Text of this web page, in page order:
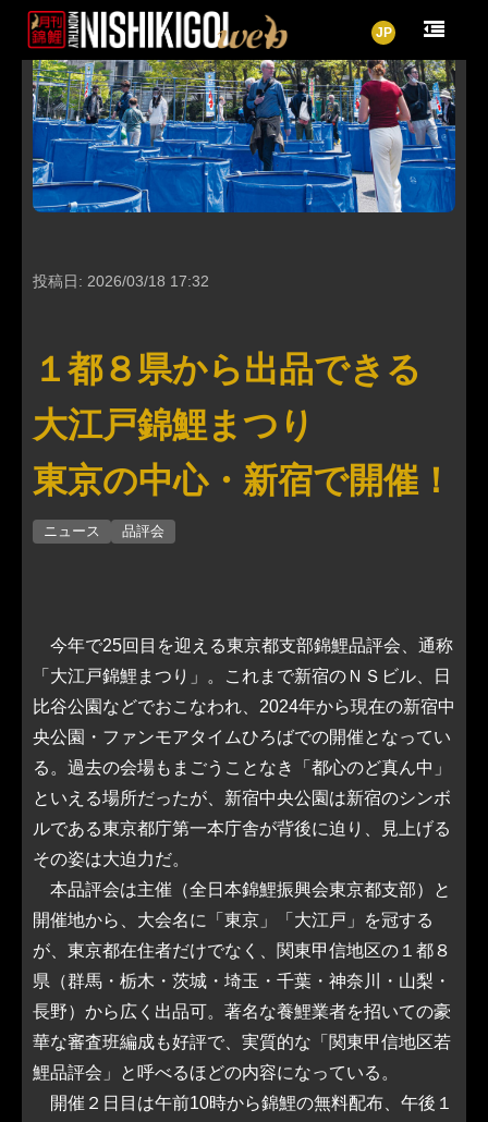
投稿日: 2026/03/18 17:32
１都８県から出品できる
大江戸錦鯉まつり
東京の中心・新宿で開催！
ニュース 品評会
今年で25回目を迎える東京都支部錦鯉品評会、通称
「大江戸錦鯉まつり」。これまで新宿のＮＳビル、日
比谷公園などでおこなわれ、2024年から現在の新宿中
央公園・ファンモアタイムひろばでの開催となってい
る。過去の会場もまごうことなき「都心のど真ん中」
といえる場所だったが、新宿中央公園は新宿のシンボ
ルである東京都庁第一本庁舎が背後に迫り、見上げる
その姿は大迫力だ。
本品評会は主催（全日本錦鯉振興会東京都支部）と
開催地から、大会名に「東京」「大江戸」を冠する
が、東京都在住者だけでなく、関東甲信地区の１都８
県（群馬・栃木・茨城・埼玉・千葉・神奈川・山梨・
長野）から広く出品可。著名な養鯉業者を招いての豪
華な審査班編成も好評で、実質的な「関東甲信地区若
鯉品評会」と呼べるほどの内容になっている。
開催２日目は午前10時から錦鯉の無料配布、午後１
JP